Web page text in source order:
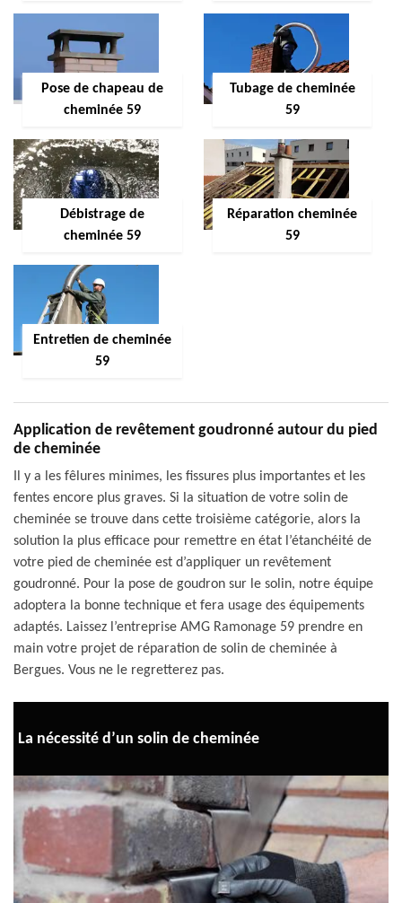
Pose de chapeau de
cheminée 59
Tubage de cheminée
59
Débistrage de
cheminée 59
Réparation cheminée
59
Entretien de cheminée
59
Application de revêtement goudronné autour du pied
de cheminée
Il y a les fêlures minimes, les fissures plus importantes et les
fentes encore plus graves. Si la situation de votre solin de
cheminée se trouve dans cette troisième catégorie, alors la
solution la plus efficace pour remettre en état l’étanchéité de
votre pied de cheminée est d’appliquer un revêtement
goudronné. Pour la pose de goudron sur le solin, notre équipe
adoptera la bonne technique et fera usage des équipements
adaptés. Laissez l’entreprise AMG Ramonage 59 prendre en
main votre projet de réparation de solin de cheminée à
Bergues. Vous ne le regretterez pas.
La nécessité d’un solin de cheminée